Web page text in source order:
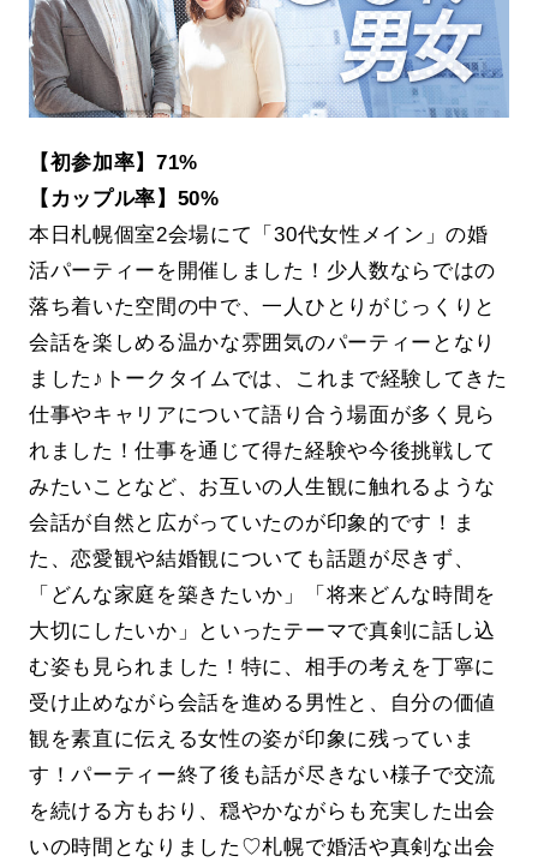
【初参加率】71%
【カップル率】50%
本日札幌個室2会場にて「30代女性メイン」の婚
活パーティーを開催しました！少人数ならではの
落ち着いた空間の中で、一人ひとりがじっくりと
会話を楽しめる温かな雰囲気のパーティーとなり
ました♪トークタイムでは、これまで経験してきた
仕事やキャリアについて語り合う場面が多く見ら
れました！仕事を通じて得た経験や今後挑戦して
みたいことなど、お互いの人生観に触れるような
会話が自然と広がっていたのが印象的です！ま
た、恋愛観や結婚観についても話題が尽きず、
「どんな家庭を築きたいか」「将来どんな時間を
大切にしたいか」といったテーマで真剣に話し込
む姿も見られました！特に、相手の考えを丁寧に
受け止めながら会話を進める男性と、自分の価値
観を素直に伝える女性の姿が印象に残っていま
す！パーティー終了後も話が尽きない様子で交流
を続ける方もおり、穏やかながらも充実した出会
いの時間となりました♡札幌で婚活や真剣な出会